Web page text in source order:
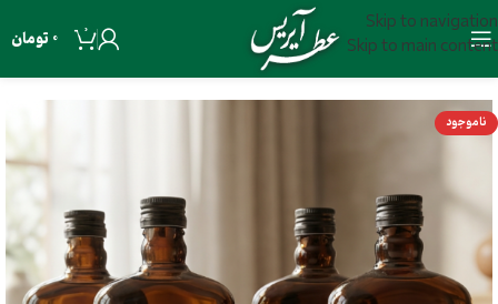
Skip to navigation
Skip to main content
0
0تومان
ناموجود